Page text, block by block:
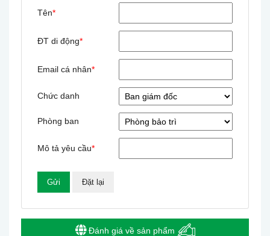
Tên*
ĐT di động*
Email cá nhân*
Chức danh
Phòng ban
Mô tả yêu cầu*
Đánh giá về sản phẩm